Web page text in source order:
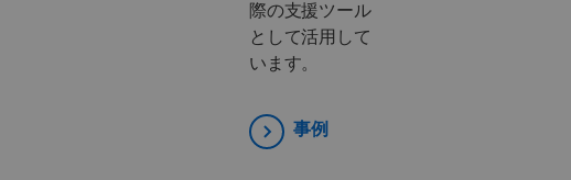
際の支援ツール
として活用して
います。
事例